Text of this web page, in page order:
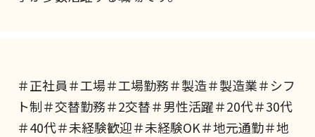
＃正社員＃工場＃工場勤務＃製造＃製造業＃シフ
ト制＃交替勤務＃2交替＃男性活躍＃20代＃30代
＃40代＃未経験歓迎＃未経験OK＃地元通勤＃地